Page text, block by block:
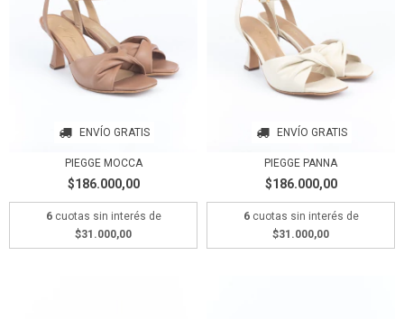
ENVÍO GRATIS
PIEGGE MOCCA
$186.000,00
6 cuotas sin interés de
$31.000,00
ENVÍO GRATIS
PIEGGE PANNA
$186.000,00
6 cuotas sin interés de
$31.000,00